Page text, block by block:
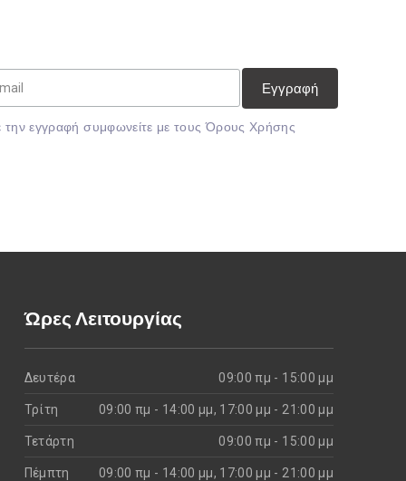
την εγγραφή συμφωνείτε με τουςΌρους Χρήσης
Ώρες Λειτουργίας
Δευτέρα 09:00 πμ - 15:00 μμ
Τρίτη 09:00 πμ - 14:00 μμ, 17:00 μμ - 21:00 μμ
Τετάρτη 09:00 πμ - 15:00 μμ
Πέμπτη 09:00 πμ - 14:00 μμ, 17:00 μμ - 21:00 μμ